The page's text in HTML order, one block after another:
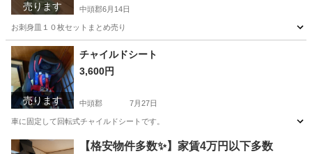
売ります 中頭郡6月14日
お刺身皿１０枚セットまとめ売り
沖縄 中頭郡
売ります
チャイルドシート
3,600円
中頭郡 7月27日
車に固定して回転式チャイルドシートです。
沖縄 中頭郡 ベビー用品
【格安物件多数✨】家賃4万円以下多数